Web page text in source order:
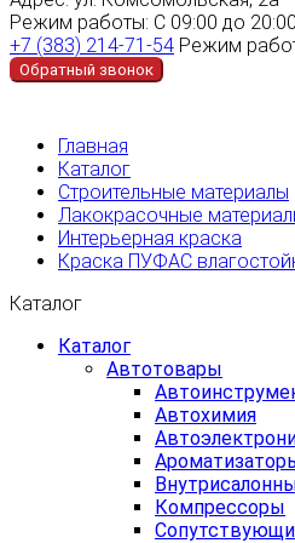
Режим работы: С 09:00 до
+7 (383) 214-71-54 Режим
Обратный звонок
Главная
Каталог
Строительные материалы
Лакокрасочные
Интерьерная краска
Краска ПУФАС
Каталог
Каталог
Автотовары
Автохимия
Компрессоры